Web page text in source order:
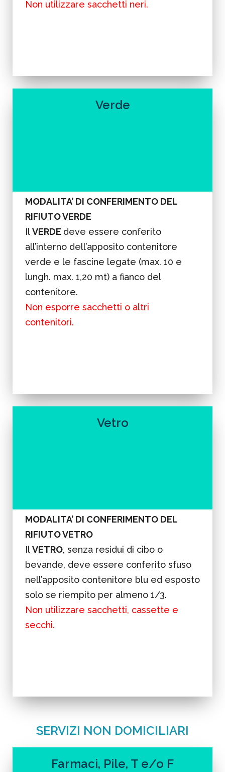
Non utilizzare sacchetti neri.
Verde
MODALITA’ DI CONFERIMENTO DEL
RIFIUTO VERDE
IlVERDE deve essere conferito
all’interno dell’apposito contenitore
verde e le fascine legate (max. 10 e
lungh. max. 1,20 mt) a fianco del
contenitore.
Non esporre sacchetti o altri
contenitori.
Vetro
MODALITA’ DI CONFERIMENTO DEL
RIFIUTO VETRO
IlVETRO, senza residui di cibo o
bevande, deve essere conferito sfuso
nell’apposito contenitore blu ed esposto
solo se riempito per almeno 1/3.
Non utilizzare sacchetti, cassette e
secchi.
SERVIZI NON DOMICILIARI
Farmaci, Pile, T e/o F